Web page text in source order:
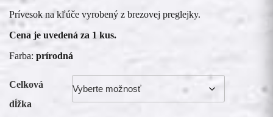
€ 0.35
€ 0.45
Prívesok na kľúče vyrobený z brezovej preglejky.
Cena je uvedená za 1 kus.
Farba: prírodná
Celková
dĺžka